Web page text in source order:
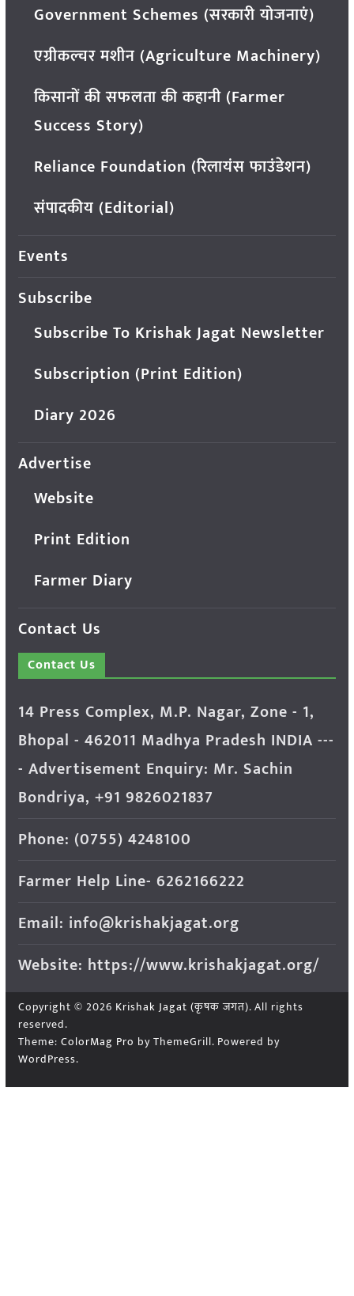
Government Schemes (सरकारी योजनाएं)
एग्रीकल्चर मशीन (Agriculture Machinery)
किसानों की सफलता की कहानी (Farmer
Success Story)
Reliance Foundation (रिलायंस फाउंडेशन)
संपादकीय (Editorial)
Events
Subscribe
Subscribe To Krishak Jagat Newsletter
Subscription (Print Edition)
Diary 2026
Advertise
Website
Print Edition
Farmer Diary
Contact Us
Contact Us
14 Press Complex, M.P. Nagar, Zone - 1,
Bhopal - 462011 Madhya Pradesh INDIA ---
- Advertisement Enquiry: Mr. Sachin
Bondriya, +91 9826021837
Phone: (0755) 4248100
Farmer Help Line- 6262166222
Email: info@krishakjagat.org
Website: https://www.krishakjagat.org/
Copyright © 2026 Krishak Jagat (कृषक जगत). All rights
reserved.
Theme: ColorMag Pro by ThemeGrill. Powered by
WordPress.